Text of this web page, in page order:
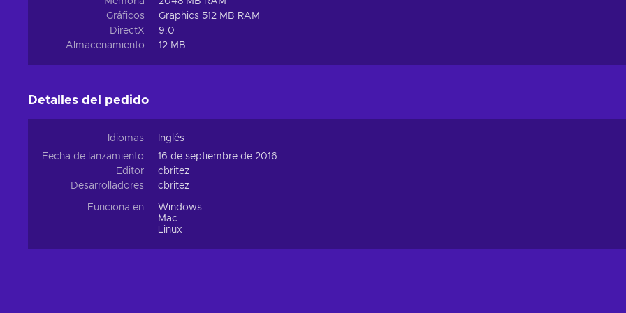
Gráficos
Graphics 512 MB RAM
DirectX
9.0
Almacenamiento
12 MB
Detalles del pedido
Idiomas
Inglés
Fecha de lanzamiento
16 de septiembre de 2016
Editor
cbritez
Desarrolladores
cbritez
Funciona en
Windows
Mac
Linux